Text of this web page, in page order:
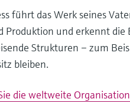
führt das Werk seines
Produktion und erkennt die
Strukturen – zum
bleiben.
die weltweite